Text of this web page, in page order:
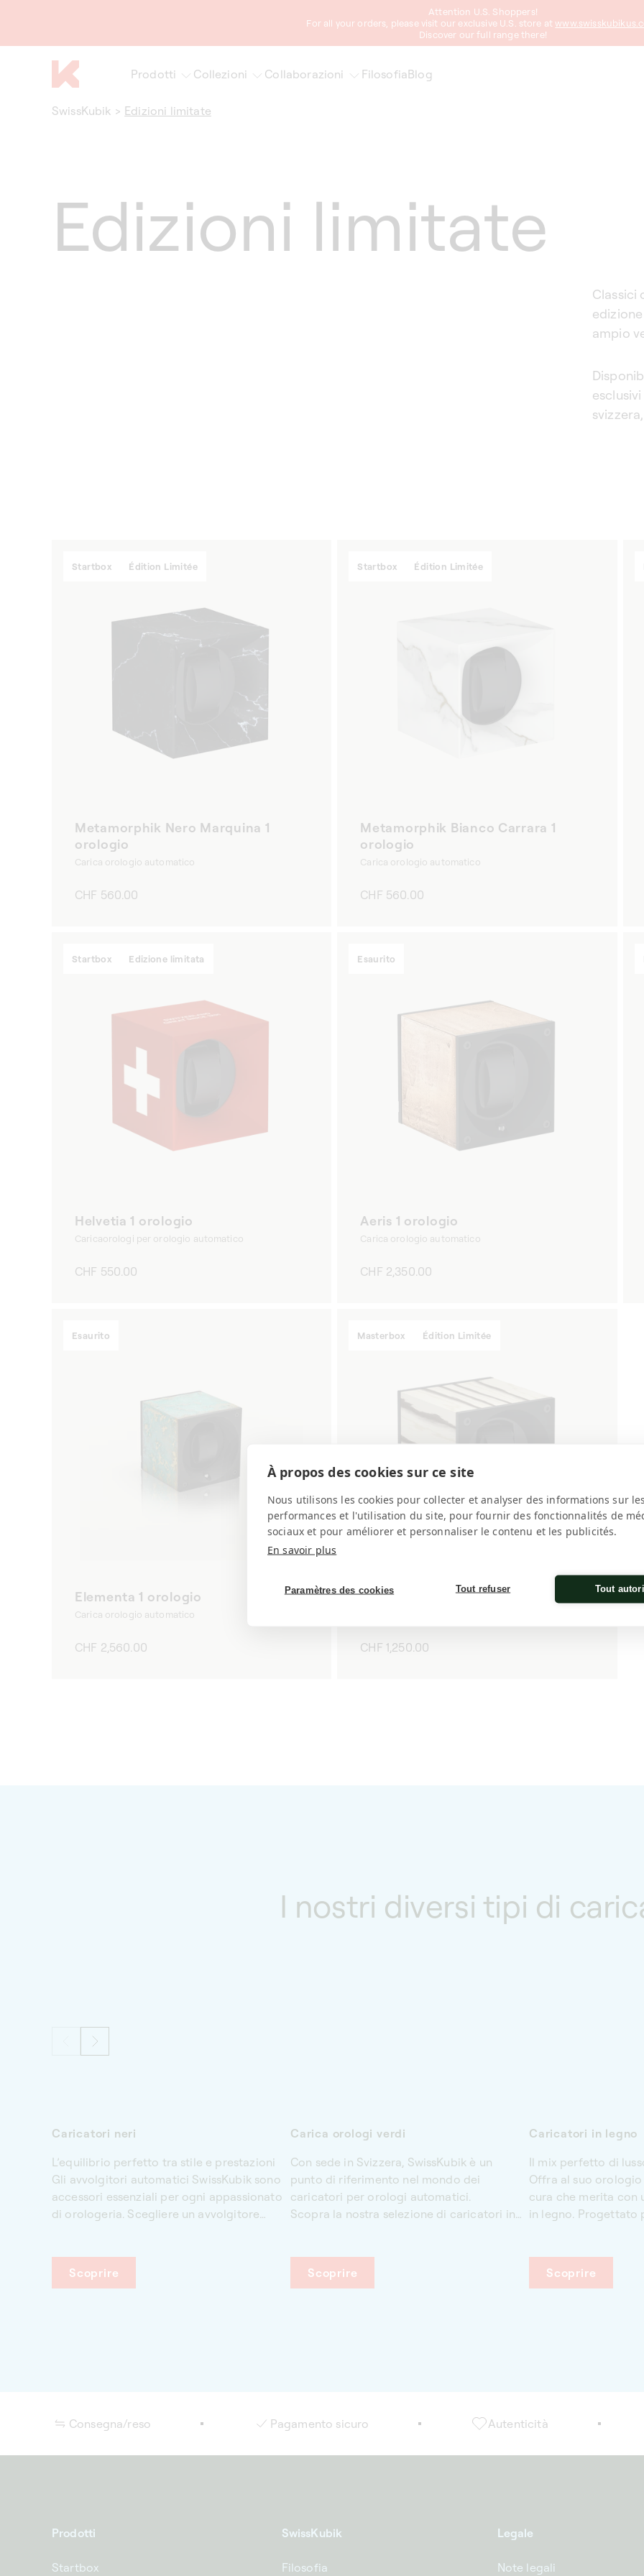
À propos des cookies sur ce site
Nous utilisons les cookies pour collecter et analyser des informations sur les
performances et l'utilisation du site, pour fournir des fonctionnalités de
sociaux et pour améliorer et personnaliser le contenu et les publicités.
En savoir plus
Paramètres des cookies Tout refuser Tout
Attention U.S. Shoppers!
For all your orders, please visit our exclusive U.S. store at
Discover our full range there!
Prodotti Collezioni Collaborazioni FilosofiaBlog
SwissKubik > Edizioni limitate
Edizioni limitate
Classici
ampio
Startbox Édition Limitée
Metamorphik Nero Marquina 1
orologio
Carica orologio automatico
Prezzo
CHF 560.00
Startbox Édition Limitée
Metamorphik Bianco Carrara 1
orologio
Carica orologio automatico
Prezzo
CHF 560.00
Startbox Edizione limitata
Helvetia 1 orologio
Caricaorologi per orologio automatico
Prezzo
CHF 550.00
Esaurito
Aeris 1 orologio
Carica orologio automatico
Prezzo
CHF 2,350.00
Esaurito
Elementa 1 orologio
Carica orologio automatico
Prezzo
CHF 2,560.00
Masterbox Édition Limitée
Zebrano 1 orologio
Prezzo
CHF 1,250.00
I nostri diversi tipi di
Caricatori neri
L’equilibrio perfetto tra stile e prestazioni
Gli avvolgitori automatici SwissKubik sono
accessori essenziali per ogni appassionato
di orologeria. Scegliere un avvolgitore
aggiungere al contempo un tocco di
raffinatezza alla sua casa.
Scoprire
Carica orologi verdi
Con sede in Svizzera, SwissKubik è un
punto di riferimento nel mondo dei
caricatori per orologi automatici.
Scopra la nostra selezione di caricatori in
Pensati per prendersi cura dei suoi orologi
quando non vengono indossati, i nostri
Scoprire
Caricatori in legno
Il mix perfetto di
Offra al suo
cura che merita con
in legno. Progettato
garantisce un
suo orologio e
Scoprire
Consegna/reso Pagamento sicuro Autenticità
Prodotti
Startbox
SwissKubik
Filosofia
Legale
Note legali